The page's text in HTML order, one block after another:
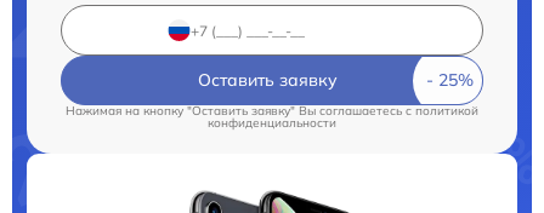
Оставить заявку
Нажимая на кнопку "Оставить заявку" Вы соглашаетесь cполитикой
конфиденциальности